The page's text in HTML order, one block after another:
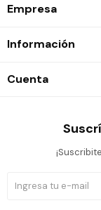
Empresa
Información
Cuenta